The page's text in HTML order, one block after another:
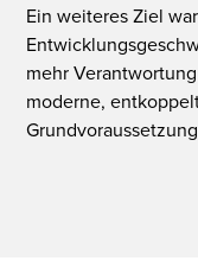
Ein weiteres Ziel
mehr
moderne,